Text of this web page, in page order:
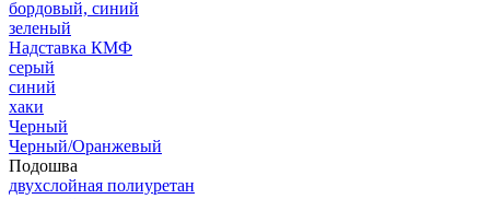
бордовый, синий
зеленый
Надставка КМФ
серый
синий
хаки
Черный
Черный/Оранжевый
Подошва
двухслойная полиуретан